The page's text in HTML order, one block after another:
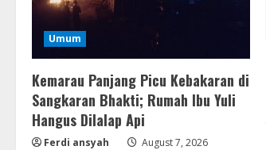
Umum
Kemarau Panjang Picu Kebakaran di
Sangkaran Bhakti; Rumah Ibu Yuli
Hangus Dilalap Api
Ferdi ansyah August 7, 2026